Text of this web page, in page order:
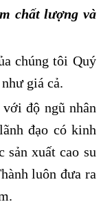
chất lượng và
chúng tôi Quý
giá cả.
độ ngũ nhân
đạo có kinh
sản xuất cao su
luôn đưa ra